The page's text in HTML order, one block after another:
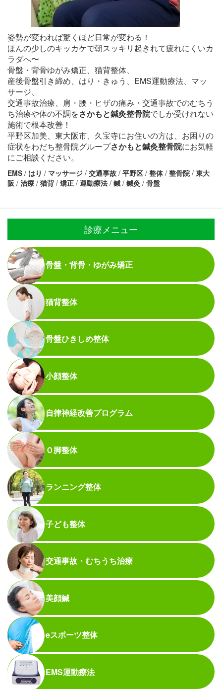
姿勢が変われば驚くほど日常が変わる！
ほんの少しのキッカケで朝スッキリ起きれて疲れにくいカ
ラダへ〜
骨盤・背骨ゆがみ矯正、猫背整体、
産後骨盤引き締め、はり・きゅう、EMS運動療法、マッ
サージ、
交通事故治療、肩・腰・ヒザの痛み・交通事故でのむちう
ち治療や体の不調をさかもと鍼灸整骨院でしか受けれない
施術で根本改善！
平野区加美、東大阪市、久宝寺にお住いの方は、お困りの
症状をわだち整骨院グループさかもと鍼灸整骨院にお気軽
にご相談ください。
EMS / はり / マッサージ / 交通事故 / 平野区 / 整体/ 整骨院 / 東大
阪 / 治療 / 猫背/ 矯正 / 運動療法 / 鍼 / 鍼灸 / 骨盤
診療メニュー
骨盤・背骨・ゆがみ矯正
猫背整体
骨盤ひきしめ整体
小顔整体
自律神経改善プログラム
Ｏ脚整体
ランニング整体
子ども整体
交通事故・むちうち治療
美顔鍼
eスポーツ整体
EMS運動療法